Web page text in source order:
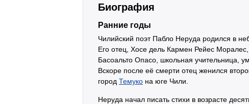
Биография
Ранние годы
Чилийский поэт Пабло Неруда родился в
Его отец, Хосе дель Кармен Рейес
Басоальто Опасо, школьная учительница,
Вскоре после её смерти отец женился
город Темуко на юге Чили.
Неруда начал писать стихи в возрасте